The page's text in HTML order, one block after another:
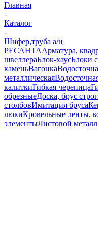
Главная
-
Каталог
-
Шифер,труба а/ц
РЕСАНТААрматура,
швеллераБлок-хаусБлоки
каменьВагонка
металлическая
калиткиГибкая черепица
обрезныеДоска, брус
столбовИмитация бруса
люкиКровельные ленты,
элементыЛистовой металл